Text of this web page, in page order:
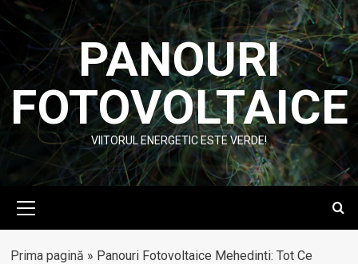
Skip
to
content
PANOURI
FOTOVOLTAICE
VIITORUL ENERGETIC ESTE VERDE!
Menu
Prima pagină » Panouri Fotovoltaice Mehedinti: Tot Ce